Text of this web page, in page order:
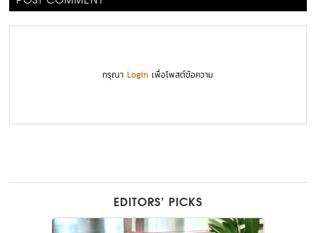
กรุณาLogin เพื่อโพสต์ข้อความ
EDITORS’ PICKS